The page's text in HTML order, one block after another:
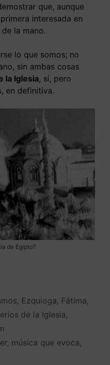
que, aunque
interesada en
la mano.
lo que somos; no
sin ambas cosas
la Iglesia, sí, pero
en definitiva.
de Egipto?
, Ezquioga, Fátima,
de la Iglesia,
música que evoca,